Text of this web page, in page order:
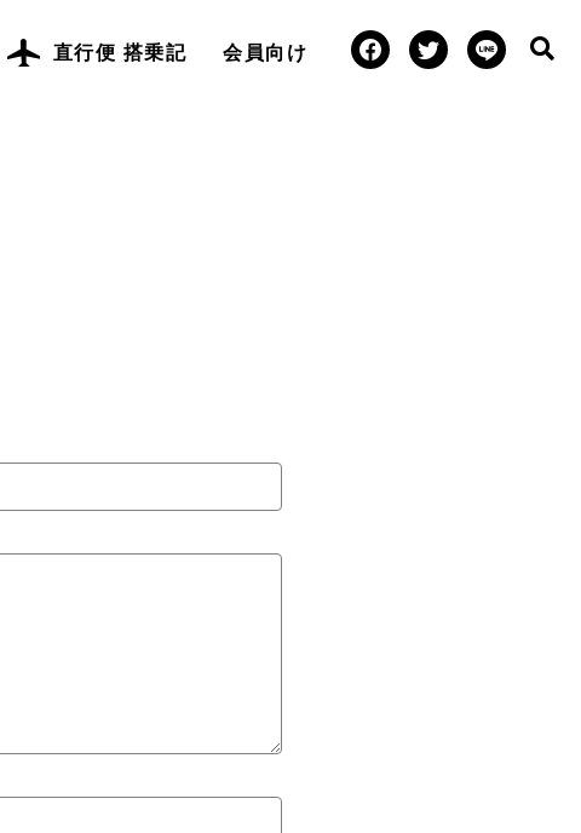
直行便 搭乗記 会員向け